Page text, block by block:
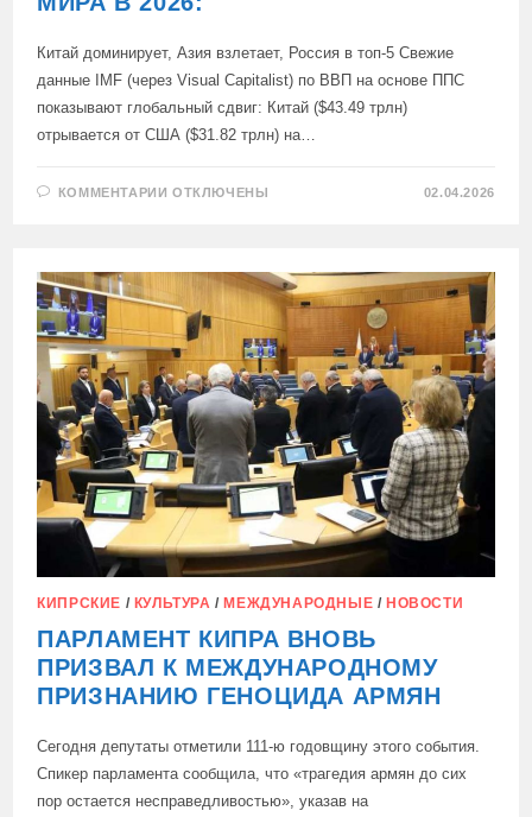
Китай доминирует, Азия взлетает, Россия в топ-5 Свежие
данные IMF (через Visual Capitalist) по ВВП на основе ППС
показывают глобальный сдвиг: Китай ($43.49 трлн)
отрывается от США ($31.82 трлн) на…
КОММЕНТАРИИ К
МИРА
2026:
ОТКЛЮЧЕНЫ 02.04.2026
КИПРСКИЕ / КУЛЬТУРА / МЕЖДУНАРОДНЫЕ / НОВОСТИ
ПАРЛАМЕНТ КИПРА ВНОВЬ
ПРИЗВАЛ К МЕЖДУНАРОДНОМУ
ПРИЗНАНИЮ ГЕНОЦИДА АРМЯН
Сегодня депутаты отметили 111-ю годовщину этого события.
Спикер парламента сообщила, что «трагедия армян до сих
пор остается несправедливостью», указав на